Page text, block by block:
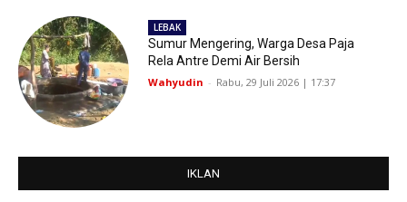
LEBAK
Sumur Mengering, Warga Desa Paja
Rela Antre Demi Air Bersih
Wahyudin - Rabu, 29 Juli 2026 | 17:37
IKLAN